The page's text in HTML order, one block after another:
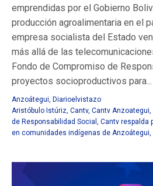
emprendidas por el Gobierno
producción agroalimentaria en el
empresa socialista del Estado
más allá de las
Fondo de Compromiso de
proyectos socioproductivos para...
Anzoátegui, Diarioelvistazo
Aristóbulo Istúriz, Cantv, Cantv Anzoategui,
de Responsabilidad Social , Cantv respalda
en comunidades indígenas de Anzoátegui,